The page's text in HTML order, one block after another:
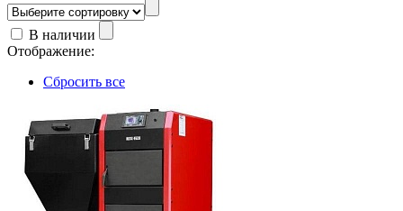
В наличии
Отображение:
Сбросить все